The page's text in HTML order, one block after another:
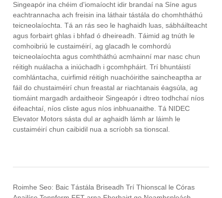
Singeapór ina chéim d'iomaíocht idir brandaí na Síne agus
eachtrannacha ach freisin ina láthair tástála do chomhtháthú
teicneolaíochta. Tá an rás seo le haghaidh luas, sábháilteacht
agus forbairt ghlas i bhfad ó dheireadh. Táimid ag tnúth le
comhoibriú le custaiméirí, ag glacadh le comhordú
teicneolaíochta agus comhtháthú acmhainní mar nasc chun
réitigh nuálacha a iniúchadh i gcomhpháirt. Trí bhuntáistí
comhlántacha, cuirfimid réitigh nuachóirithe saincheaptha ar
fáil do chustaiméirí chun freastal ar riachtanais éagsúla, ag
tiomáint margadh ardaitheoir Singeapór i dtreo todhchaí níos
éifeachtaí, níos cliste agus níos inbhuanaithe. Tá NIDEC
Elevator Motors sásta dul ar aghaidh lámh ar láimh le
custaiméirí chun caibidil nua a scríobh sa tionscal.
Roimhe Seo: Baic Tástála Briseadh Trí Thionscal le Córas